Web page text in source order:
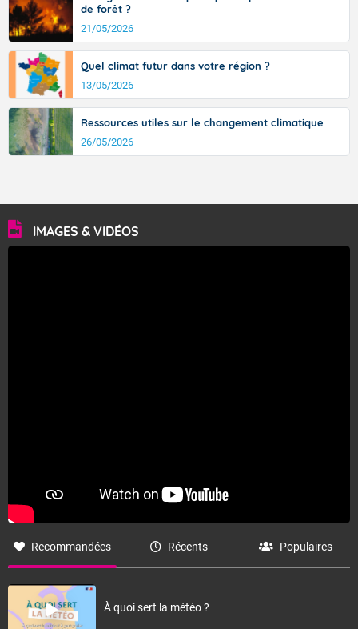
de forêt ?
21/05/2026
Quel climat futur dans votre région ?
13/05/2026
Ressources utiles sur le changement climatique
26/05/2026
IMAGES & VIDÉOS
Recommandées Récents Populaires
À quoi sert la météo ?